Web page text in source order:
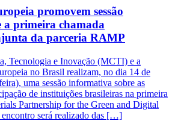
promovem sessão
primeira chamada
da parceria RAMP
Tecnologia e Inovação (MCTI) e a
no Brasil realizam, no dia 14 de
uma sessão informativa sobre as
de instituições brasileiras na primeira
Partnership for the Green and Digital
será realizado das […]